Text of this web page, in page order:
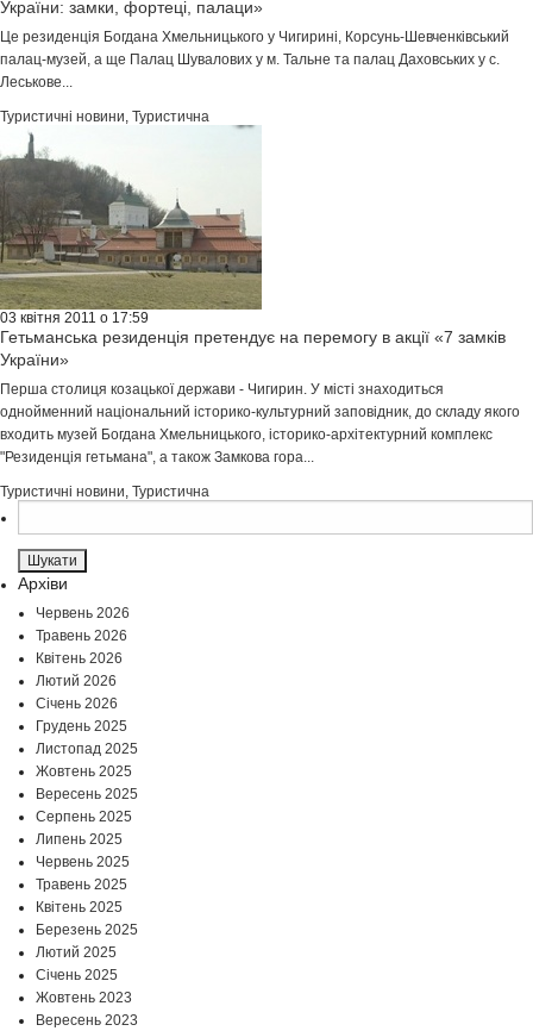
України: замки, фортеці, палаци»
Це резиденція Богдана Хмельницького у Чигирині, Корсунь-Шевченківський
палац-музей, а ще Палац Шувалових у м. Тальне та палац Даховських у с.
Леськове...
Туристичні новини, Туристична
03 квітня 2011 о 17:59
Гетьманська резиденція претендує на перемогу в акції «7 замків
України»
Перша столиця козацької держави - Чигирин. У місті знаходиться
однойменний національний історико-культурний заповідник, до складу якого
входить музей Богдана Хмельницького, історико-архітектурний комплекс
"Резиденція гетьмана", а також Замкова гора...
Туристичні новини, Туристична
Архіви
Червень 2026
Травень 2026
Квітень 2026
Лютий 2026
Січень 2026
Грудень 2025
Листопад 2025
Жовтень 2025
Вересень 2025
Серпень 2025
Липень 2025
Червень 2025
Травень 2025
Квітень 2025
Березень 2025
Лютий 2025
Січень 2025
Жовтень 2023
Вересень 2023